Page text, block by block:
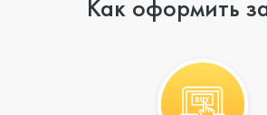
Как оформить